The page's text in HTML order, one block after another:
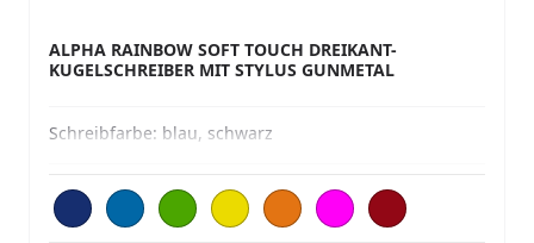
ALPHA RAINBOW SOFT TOUCH DREIKANT-
KUGELSCHREIBER MIT STYLUS GUNMETAL
Schreibfarbe: blau, schwarz